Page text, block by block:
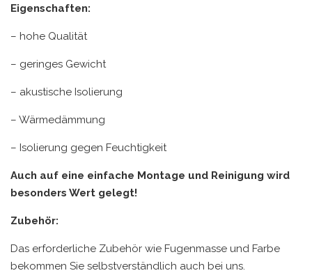
Eigenschaften:
– hohe Qualität
– geringes Gewicht
– akustische Isolierung
– Wärmedämmung
– Isolierung gegen Feuchtigkeit
Auch auf eine einfache Montage und Reinigung wird
besonders Wert gelegt!
Zubehör:
Das erforderliche Zubehör wie Fugenmasse und Farbe
bekommen Sie selbstverständlich auch bei uns.